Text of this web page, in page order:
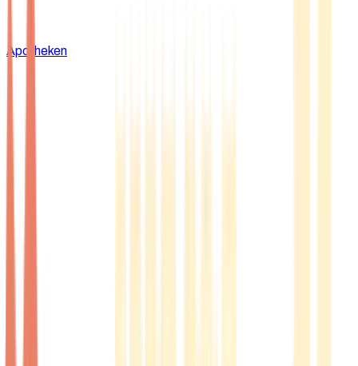
Apotheken